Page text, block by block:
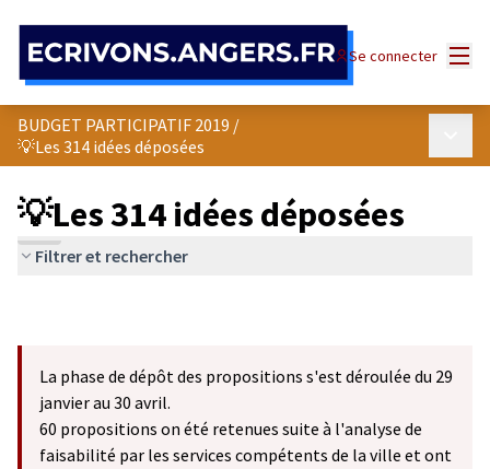
Se connecter
BUDGET PARTICIPATIF 2019 /
💡Les 314 idées déposées
💡Les 314 idées déposées
Filtrer et rechercher
La phase de dépôt des propositions s'est déroulée du 29
janvier au 30 avril.
60 propositions on été retenues suite à l'analyse de
faisabilité par les services compétents de la ville et ont